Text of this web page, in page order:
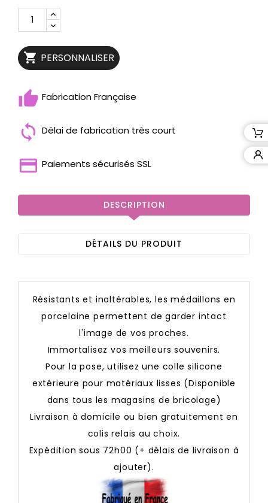
 PERSONNALISER
Fabrication Française
Délai de fabrication très court
Paiements sécurisés SSL
DESCRIPTION
DÉTAILS DU PRODUIT
Résistants et inaltérables, les médaillons en
porcelaine permettent de garder intact
l'image de vos proches.
Immortalisez vos meilleurs souvenirs.
Pour la pose, utilisez une colle silicone
extérieure pour matériaux lisses (Disponible
dans tous les magasins de bricolage)
Livraison à domicile ou bien gratuitement en
colis relais au choix.
Expédition sous 72h00 (+ délais de livraison à
ajouter).